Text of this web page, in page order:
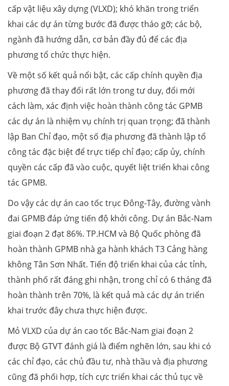
cấp vật liệu xây dựng (VLXD); khó khăn trong triển
khai các dự án từng bước đã được tháo gỡ; các bộ,
ngành đã hướng dẫn, cơ bản đầy đủ để các địa
phương tổ chức thực hiện.
Về một số kết quả nổi bật, các cấp chính quyền địa
phương đã thay đổi rất lớn trong tư duy, đổi mới
cách làm, xác định việc hoàn thành công tác GPMB
các dự án là nhiệm vụ chính trị quan trọng; đã thành
lập Ban Chỉ đạo, một số địa phương đã thành lập tổ
công tác đặc biệt để trực tiếp chỉ đạo; cấp ủy, chính
quyền các cấp đã vào cuộc, quyết liệt triển khai công
tác GPMB.
Do vậy các dự án cao tốc trục Đông-Tây, đường vành
đai GPMB đáp ứng tiến độ khởi công. Dự án Bắc-Nam
giai đoạn 2 đạt 86%. TP.HCM và Bộ Quốc phòng đã
hoàn thành GPMB nhà ga hành khách T3 Cảng hàng
không Tân Sơn Nhất. Tiến độ triển khai của các tỉnh,
thành phố rất đáng ghi nhận, trong chỉ có 6 tháng đã
hoàn thành trên 70%, là kết quả mà các dự án triển
khai trước đây chưa thực hiện được.
Mỏ VLXD của dự án cao tốc Bắc-Nam giai đoạn 2
được Bộ GTVT đánh giá là điểm nghẽn lớn, sau khi có
các chỉ đạo, các chủ đầu tư, nhà thầu và địa phương
cũng đã phối hợp, tích cực triển khai các thủ tục về